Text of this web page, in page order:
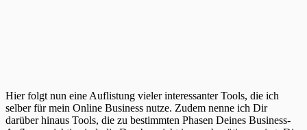
Hier folgt nun eine Auflistung vieler interessanter Tools, die ich
selber für mein Online Business nutze. Zudem nenne ich Dir
darüber hinaus Tools, die zu bestimmten Phasen Deines Business-